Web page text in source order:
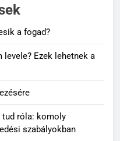
a fogad?
levele? Ezek lehetnek a
tud róla: komoly
szabályokban
álmok: miért jelenhet
időtállósága,